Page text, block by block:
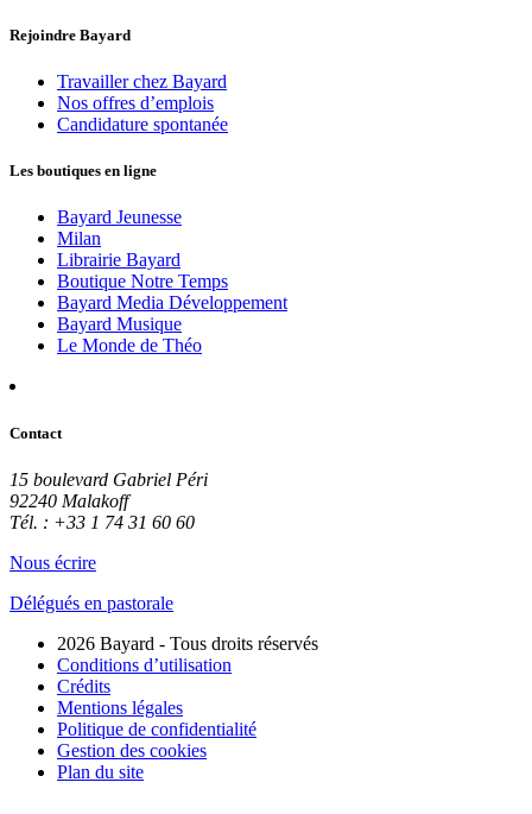
Rejoindre Bayard
Travailler chez Bayard
Nos offres d’emplois
Candidature spontanée
Les boutiques en ligne
Bayard Jeunesse
Milan
Librairie Bayard
Boutique Notre Temps
Bayard Media Développement
Bayard Musique
Le Monde de Théo
Contact
15 boulevard Gabriel Péri
92240 Malakoff
Tél. : +33 1 74 31 60 60
Nous écrire
Délégués en pastorale
2026 Bayard - Tous droits réservés
Conditions d’utilisation
Crédits
Mentions légales
Politique de confidentialité
Gestion des cookies
Plan du site